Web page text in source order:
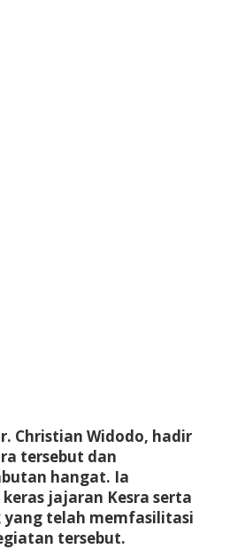
Christian Widodo, hadir
tersebut dan
hangat. Ia
jajaran Kesra serta
yang telah memfasilitasi
tersebut.